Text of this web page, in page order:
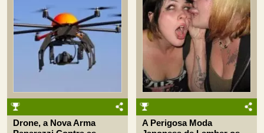
Drone, a Nova Arma
A Perigosa Moda